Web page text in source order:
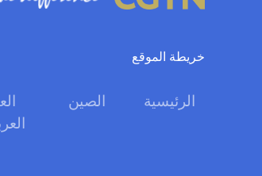
خريطة الموقع
الرئيسية الصين